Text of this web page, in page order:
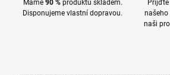
Máme 90 %produktů skladem.
Disponujeme vlastní dopravou.
našeho
naši